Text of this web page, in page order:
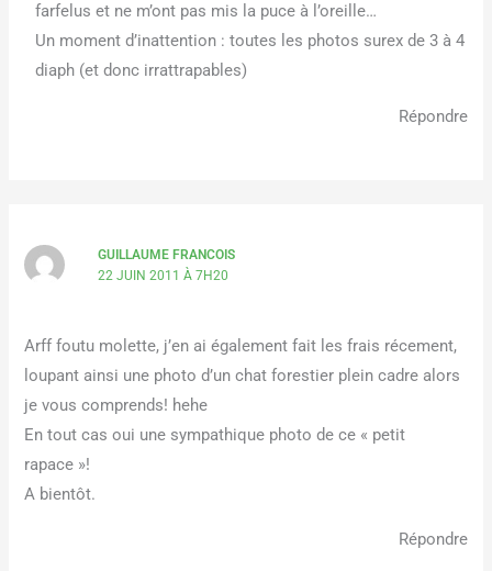
farfelus et ne m’ont pas mis la puce à l’oreille…
Un moment d’inattention : toutes les photos surex de 3 à 4
diaph (et donc irrattrapables)
Répondre
GUILLAUME FRANCOIS
22 JUIN 2011 À 7H20
Arff foutu molette, j’en ai également fait les frais récement,
loupant ainsi une photo d’un chat forestier plein cadre alors
je vous comprends! hehe
En tout cas oui une sympathique photo de ce « petit
rapace »!
A bientôt.
Répondre